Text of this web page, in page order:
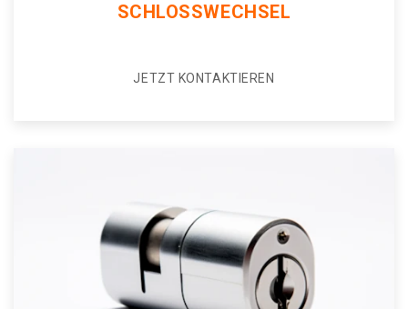
SCHLOSSWECHSEL
JETZT KONTAKTIEREN